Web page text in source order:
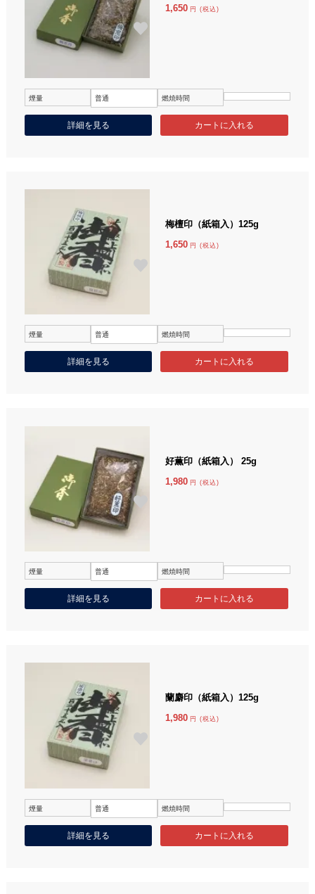
1,650 円 (税込)
煙量 普通 燃焼時間
詳細を見る
梅檀印（紙箱入）125g
1,650 円 (税込)
煙量 普通 燃焼時間
詳細を見る
好薫印（紙箱入） 25g
1,980 円 (税込)
煙量 普通 燃焼時間
詳細を見る
蘭麝印（紙箱入）125g
1,980 円 (税込)
煙量 普通 燃焼時間
詳細を見る